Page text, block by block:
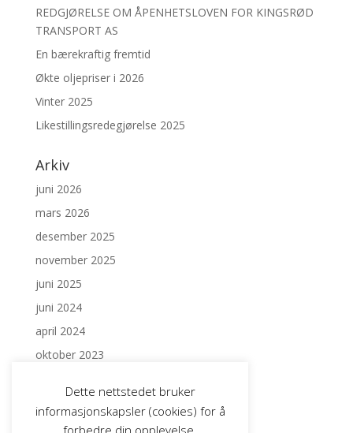
REDGJØRELSE OM ÅPENHETSLOVEN FOR KINGSRØD
TRANSPORT AS
En bærekraftig fremtid
Økte oljepriser i 2026
Vinter 2025
Likestillingsredegjørelse 2025
Arkiv
juni 2026
mars 2026
desember 2025
november 2025
juni 2025
juni 2024
april 2024
oktober 2023
Dette nettstedet bruker
informasjonskapsler (cookies) for å
forbedre din opplevelse.